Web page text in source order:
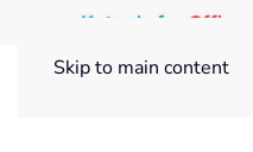
Skip to main content
Kutools for Office